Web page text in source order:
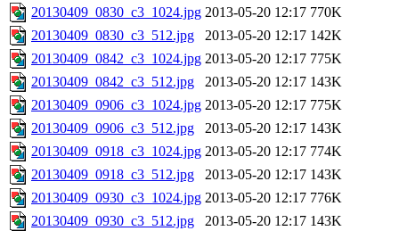
20130409_0830_c3_1024.jpg 2013-05-20 12:17 770K
20130409_0830_c3_512.jpg
2013-05-20 12:17 142K
20130409_0842_c3_1024.jpg 2013-05-20 12:17 775K
20130409_0842_c3_512.jpg
2013-05-20 12:17 143K
20130409_0906_c3_1024.jpg 2013-05-20 12:17 775K
20130409_0906_c3_512.jpg
2013-05-20 12:17 143K
20130409_0918_c3_1024.jpg 2013-05-20 12:17 774K
20130409_0918_c3_512.jpg
2013-05-20 12:17 143K
20130409_0930_c3_1024.jpg 2013-05-20 12:17 776K
20130409_0930_c3_512.jpg
2013-05-20 12:17 143K